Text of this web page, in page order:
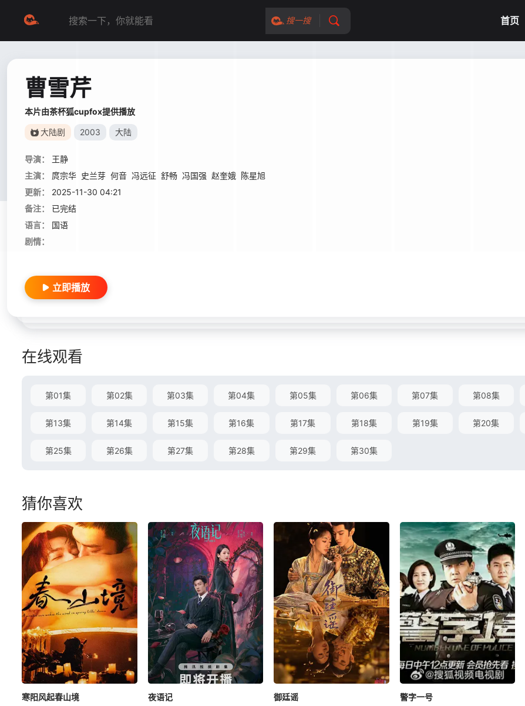
搜一搜 首页
曹雪芹
本片由茶杯狐cupfox提供播放
大陆剧 2003 大陆
导演：
王静
主演：
庹宗华 史兰芽 何音 冯远征 舒畅 冯国强 赵奎娥 陈星旭
更新：
2025-11-30 04:21
备注：
已完结
语言：
国语
剧情：
立即播放
在线观看
第01集 第02集 第03集 第04集 第05集 第06集 第07集 第08集
第13集 第14集 第15集 第16集 第17集 第18集 第19集 第20集
第25集 第26集 第27集 第28集 第29集 第30集
猜你喜欢
寒阳风起春山境
夜语记
御廷谣
警字一号